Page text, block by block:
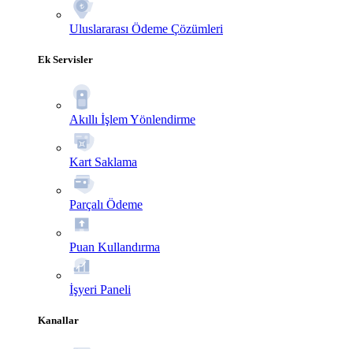
Uluslararası Ödeme Çözümleri
Ek Servisler
Akıllı İşlem Yönlendirme
Kart Saklama
Parçalı Ödeme
Puan Kullandırma
İşyeri Paneli
Kanallar